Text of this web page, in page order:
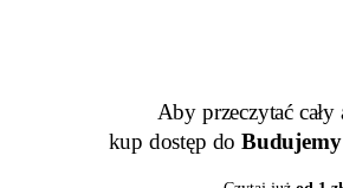
Aby przeczytać cały
kup dostęp do